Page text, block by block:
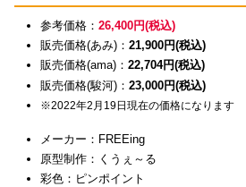
参考価格：26,400円(税込)
販売価格(あみ)：21,900円(税込)
販売価格(ama)：22,704円(税込)
販売価格(駿河)：23,000円(税込)
※2022年2月19日現在の価格になります
メーカー：FREEing
原型制作：くうぇ～る
彩色：ピンポイント